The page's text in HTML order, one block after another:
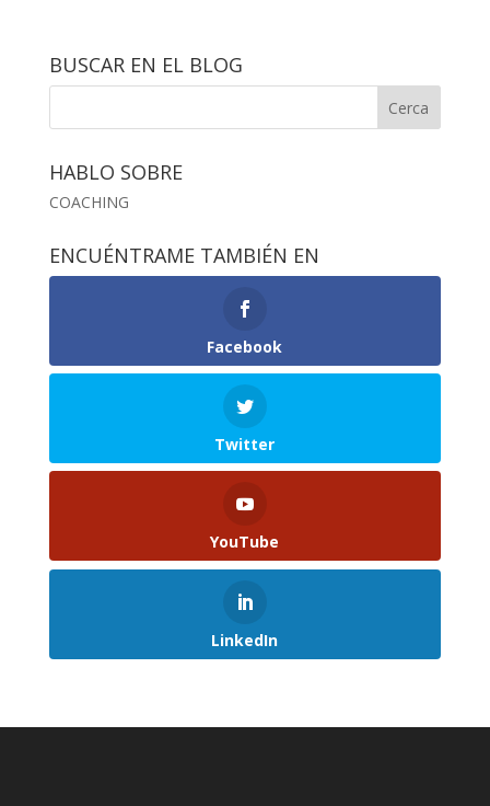
BUSCAR EN EL BLOG
HABLO SOBRE
COACHING
ENCUÉNTRAME TAMBIÉN EN
Facebook
Twitter
YouTube
LinkedIn